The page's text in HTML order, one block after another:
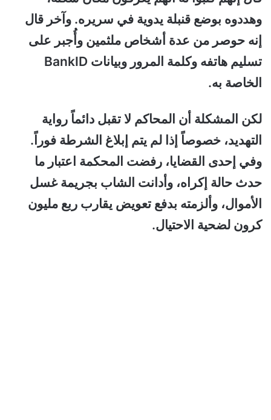
وهددوه بوضع قنبلة يدوية في سريره. وآخر قال
إنه حوصر من عدة أشخاص ملثمين وأُجبر على
تسليم هاتفه وكلمة المرور وبيانات BankID
الخاصة به.
لكن المشكلة أن المحاكم لا تقبل دائماً رواية
التهديد، خصوصاً إذا لم يتم إبلاغ الشرطة فوراً.
وفي إحدى القضايا، رفضت المحكمة اعتبار ما
حدث حالة إكراه، وأدانت الشاب بجريمة غسل
الأموال، وألزمته بدفع تعويض يقارب ربع مليون
كرون لضحية الاحتيال.